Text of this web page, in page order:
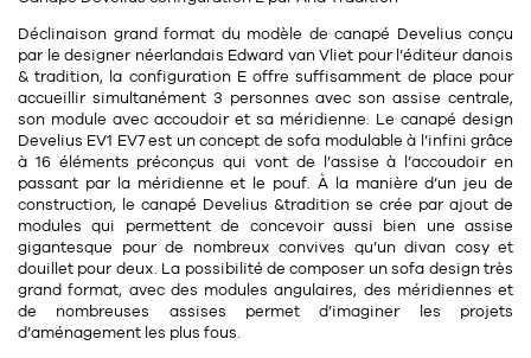
Boîte
Corbeille
Poubelle
Range document
Divers
textile132
Rallonges
Table
Table basse
Tréteaux
Table d'appoint
pour le bureau39
Chaises de bureau
Set de table
Tablier
Toile enduite au mètre
Torchon
sel et poivre14
divers
objets ludiques
Travail d'artiste
librairie1
Livre
Revue
Divers
Housse, étui, coque
Divers
décoration 1
Vases
Déclinaison grand format du modèle de canapé Develius conçu
par ledesigner néerlandais Edward van Vliet pour l’éditeur danois
& tradition, la configuration E offre suffisamment de place pour
accueillir simultanément 3 personnes avec sonassise centrale,
son module avec accoudoiret sa méridienne. Le canapé design
Develius EV1 EV7 est unconcept de sofa modulable à l’infini grâce
à 16 éléments préconçus qui vont de l’assise à l’accoudoir en
passant par la méridienne et le pouf. À la manière d’un jeu de
construction, le canapé Develius &tradition se crée par ajout de
modules qui permettent de concevoir aussi bien une assise
gigantesque pour de nombreux convives qu’un divan cosy et
douillet pour deux. La possibilité de composer un sofa design très
grand format, avec des modules angulaires, des méridiennes et
de nombreuses assises permet d’imaginer les projets
d’aménagement les plus fous.